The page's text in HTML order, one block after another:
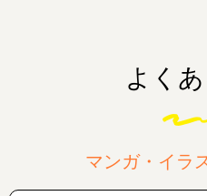
よく
マンガ・イラ